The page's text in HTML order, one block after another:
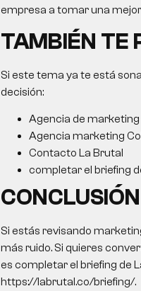
empresa a tomar una
TAMBIÉN TE
Si este tema ya te está
decisión:
Agencia de
Agencia marketing
Contacto La Brutal
completar el briefing
CONCLUSIÓN
Si estás revisando
más ruido. Si quieres
es completar el briefing de
https://labrutal.co/briefing/.